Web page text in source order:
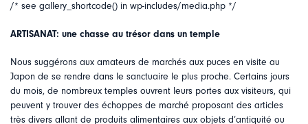
/* see gallery_shortcode() in wp-includes/media.php */
ARTISANAT: une chasse au trésor dans un temple
Nous suggérons aux amateurs de marchés aux puces en visite au
Japon de se rendre dans le sanctuaire le plus proche. Certains jours
du mois, de nombreux temples ouvrent leurs portes aux visiteurs, qui
peuvent y trouver des échoppes de marché proposant des articles
très divers allant de produits alimentaires aux objets d’antiquité ou